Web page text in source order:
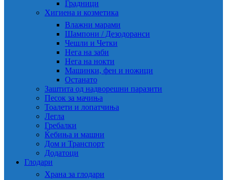
Градници
Хигиена и козметика
Влажни марами
Шампони / Дезодоранси
Чешли и Четки
Нега на заби
Нега на нокти
Машинки, фен и ножици
Останато
Заштита од надворешни паразити
Песок за мачиња
Тоалети и лопатчиња
Легла
Гребалки
Ќебиња и машни
Дом и Транспорт
Додатоци
Глодари
Храна за глодари